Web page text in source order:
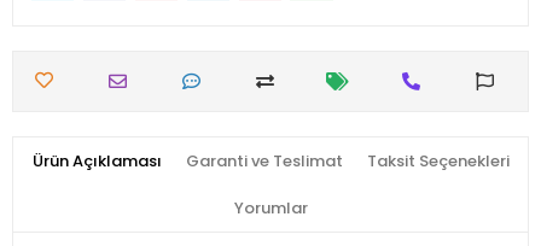
Ürün Açıklaması Garanti ve Teslimat Taksit Seçenekleri
Yorumlar